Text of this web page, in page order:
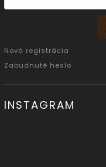
Nová registrácia
Zabudnuté heslo
INSTAGRAM